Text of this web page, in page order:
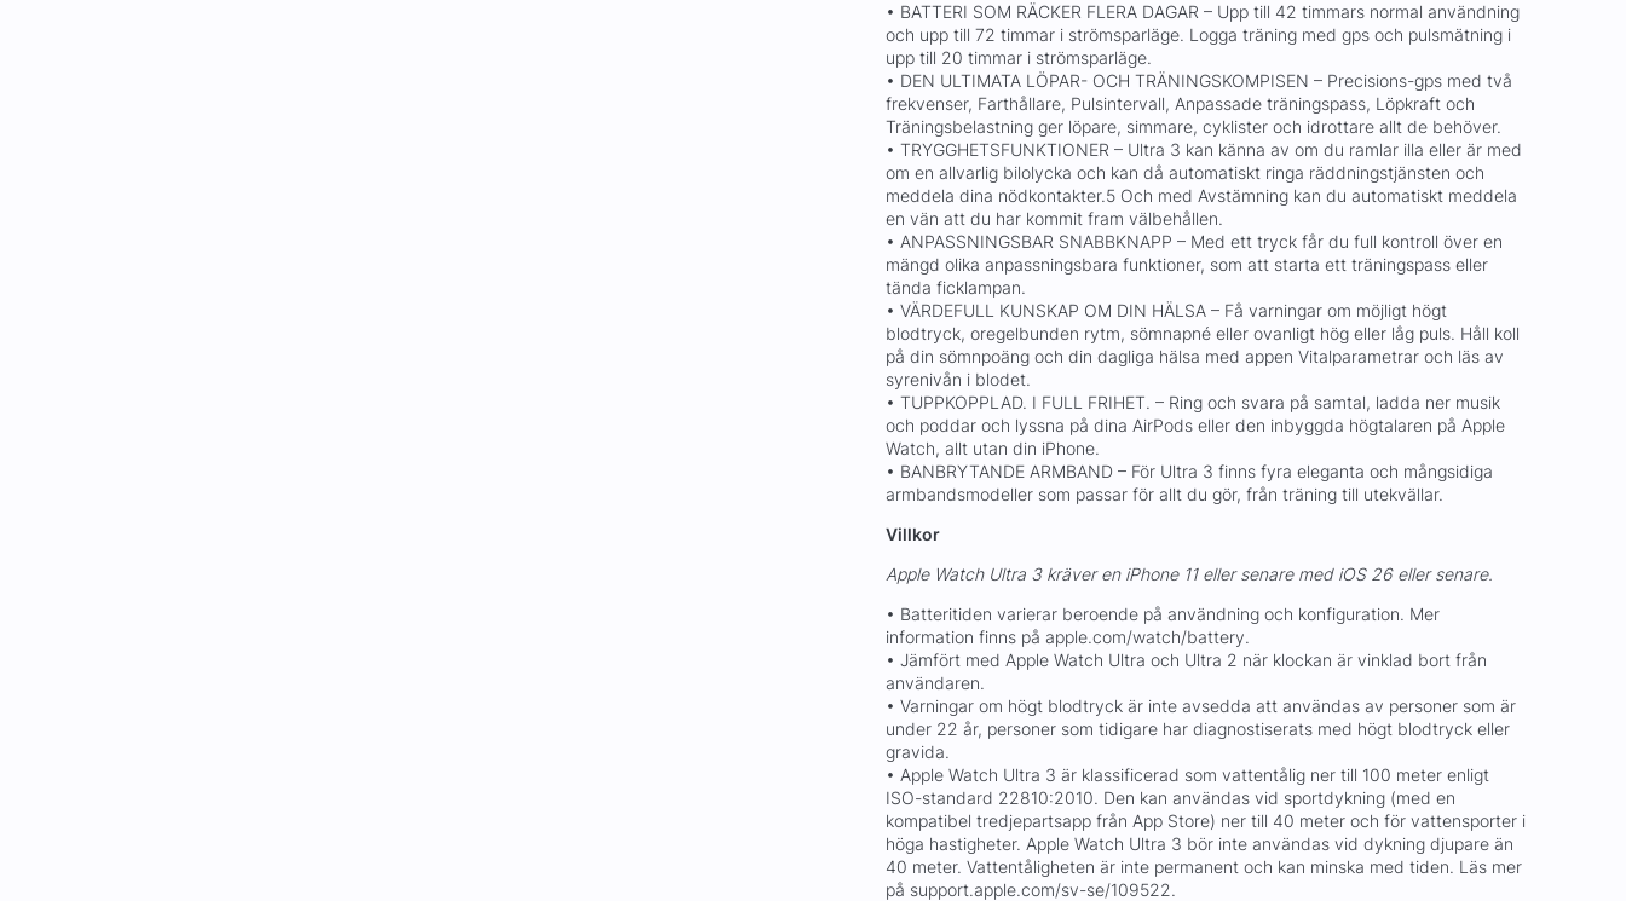
• BATTERI SOM RÄCKER FLERA DAGAR – Upp till 42 timmars normal användning
och upp till 72 timmar i strömsparläge. Logga träning med gps och pulsmätning i
upp till 20 timmar i strömsparläge.
• DEN ULTIMATA LÖPAR- OCH TRÄNINGSKOMPISEN – Precisions-gps med två
frekvenser, Farthållare, Pulsintervall, Anpassade träningspass, Löpkraft och
Träningsbelastning ger löpare, simmare, cyklister och idrottare allt de behöver.
• TRYGGHETSFUNKTIONER – Ultra 3 kan känna av om du ramlar illa eller är med
om en allvarlig bilolycka och kan då automatiskt ringa räddningstjänsten och
meddela dina nödkontakter.5 Och med Avstämning kan du automatiskt meddela
en vän att du har kommit fram välbehållen.
• ANPASSNINGSBAR SNABBKNAPP – Med ett tryck får du full kontroll över en
mängd olika anpassningsbara funktioner, som att starta ett träningspass eller
tända ficklampan.
• VÄRDEFULL KUNSKAP OM DIN HÄLSA – Få varningar om möjligt högt
blodtryck, oregelbunden rytm, sömnapné eller ovanligt hög eller låg puls. Håll koll
på din sömnpoäng och din dagliga hälsa med appen Vitalparametrar och läs av
syrenivån i blodet.
• TUPPKOPPLAD. I FULL FRIHET. – Ring och svara på samtal, ladda ner musik
och poddar och lyssna på dina AirPods eller den inbyggda högtalaren på Apple
Watch, allt utan din iPhone.
• BANBRYTANDE ARMBAND – För Ultra 3 finns fyra eleganta och mångsidiga
armbandsmodeller som passar för allt du gör, från träning till utekvällar.
Villkor
Apple Watch Ultra 3 kräver en iPhone 11 eller senare med iOS 26 eller senare.
• Batteritiden varierar beroende på användning och konfiguration. Mer
information finns på apple.com/watch/battery.
• Jämfört med Apple Watch Ultra och Ultra 2 när klockan är vinklad bort från
användaren.
• Varningar om högt blodtryck är inte avsedda att användas av personer som är
under 22 år, personer som tidigare har diagnostiserats med högt blodtryck eller
gravida.
• Apple Watch Ultra 3 är klassificerad som vattentålig ner till 100 meter enligt
ISO-standard 22810:2010. Den kan användas vid sportdykning (med en
kompatibel tredjepartsapp från App Store) ner till 40 meter och för vattensporter i
höga hastigheter. Apple Watch Ultra 3 bör inte användas vid dykning djupare än
40 meter. Vattentåligheten är inte permanent och kan minska med tiden. Läs mer
på support.apple.com/sv-se/109522.